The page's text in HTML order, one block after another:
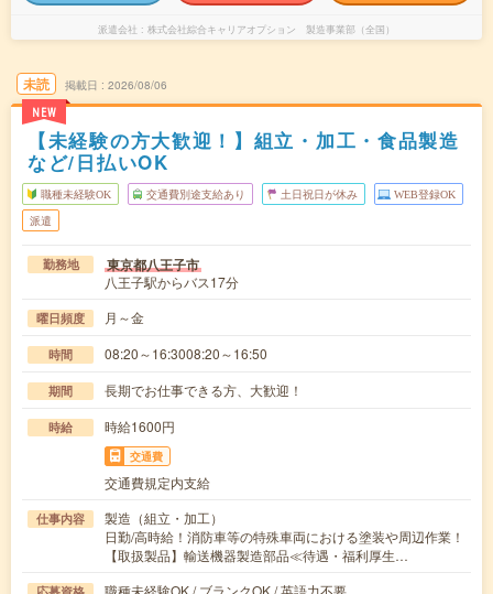
派遣会社 株式会社綜合キャリアオプション 製造事業部（全国）
未読
NEW
掲載日 2026/08/06
【未経験の方大歓迎！】組立・加工・食品製造
など/日払いOK
職種未経験OK 交通費別途支給あり 土日祝日が休み WEB登録OK
派遣
勤務地 東京都八王子市
八王子駅からバス17分
曜日頻度 月～金
時間 08:20～16:3008:20～16:50
期間 長期でお仕事できる方、大歓迎！
時給 時給1600円
交通費
交通費規定内支給
仕事内容
製造（組立・加工）
日勤/高時給！消防車等の特殊車両における塗装や周辺作業！
【取扱製品】輸送機器製造部品≪待遇・福利厚生…